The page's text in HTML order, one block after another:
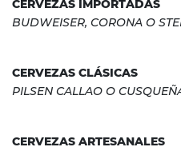
CERVEZAS IMPORTADAS
BUDWEISER, CORONA O
CERVEZAS CLÁSICAS
PILSEN CALLAO O
CERVEZAS ARTESANALES